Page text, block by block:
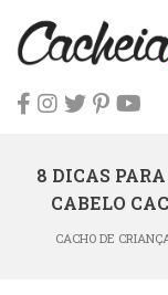
8 DICAS
CABELO
CACHO DE